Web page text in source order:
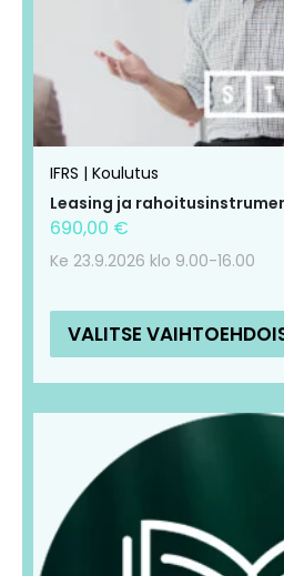
IFRS | Koulutus
Leasing ja
690,00 €
Ke 23.9.2026 klo 9.00-16.00
VALITSE